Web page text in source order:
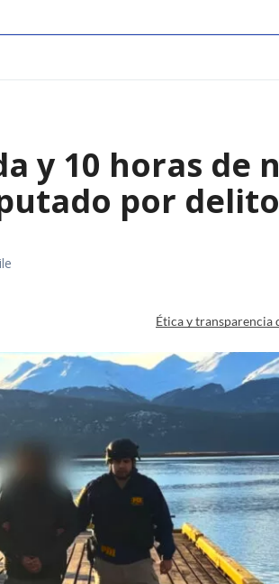
y 10 horas de
por
Ética y transparencia